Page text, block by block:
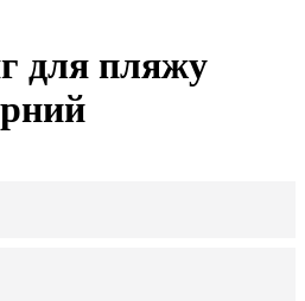
для пляжу